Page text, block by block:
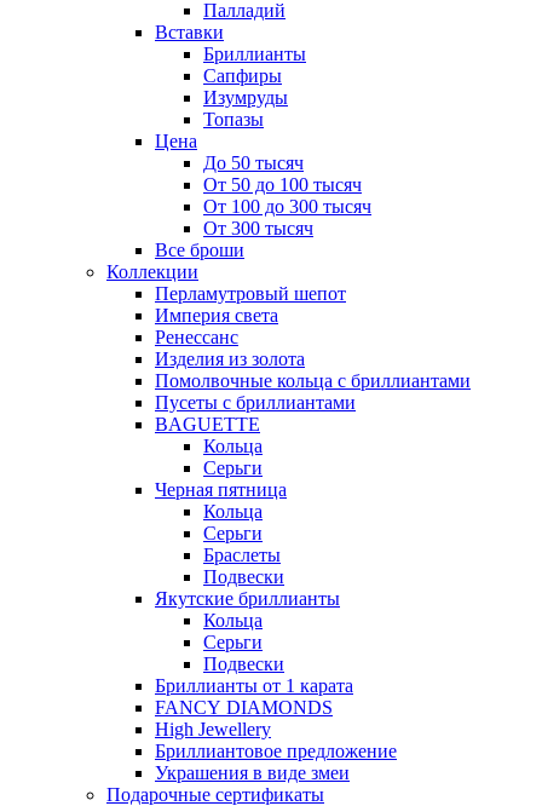
Палладий
Вставки
Бриллианты
Сапфиры
Изумруды
Топазы
Цена
До 50 тысяч
От 50 до 100 тысяч
От 100 до 300 тысяч
От 300 тысяч
Все броши
Коллекции
Перламутровый шепот
Империя света
Ренессанс
Изделия из золота
Помолвочные кольца с бриллиантами
Пусеты с бриллиантами
BAGUETTE
Кольца
Серьги
Черная пятница
Кольца
Серьги
Браслеты
Подвески
Якутские бриллианты
Кольца
Серьги
Подвески
Бриллианты от 1 карата
FANCY DIAMONDS
High Jewellery
Бриллиантовое предложение
Украшения в виде змеи
Подарочные сертификаты